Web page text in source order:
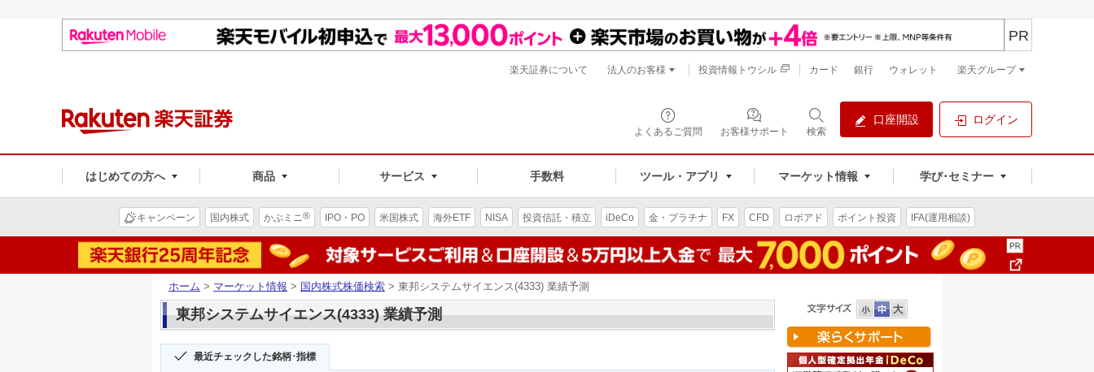
よくあるご質問 お客様サポート 検索
口座開設 ログイン
はじめての方へ 商品 サービス 手数料 ツール・アプリ マーケット情報 学び･セミナー
PR
楽天証券について 法人のお客様 投資情報トウシル カード 銀行 ウォレット 楽天グループ
キャンペーン 国内株式 かぶミニ® IPO・PO 米国株式 海外ETF NISA 投資信託・積立 iDeCo 金・プラチナ FX CFD ロボアド ポイント投資 IFA(運用相談)
ホーム > マーケット情報 > 国内株式株価検索 > 東邦システムサイエンス(4333) 業績予測
東邦システムサイエンス(4333) 業績予測
最近チェックした銘柄･指標